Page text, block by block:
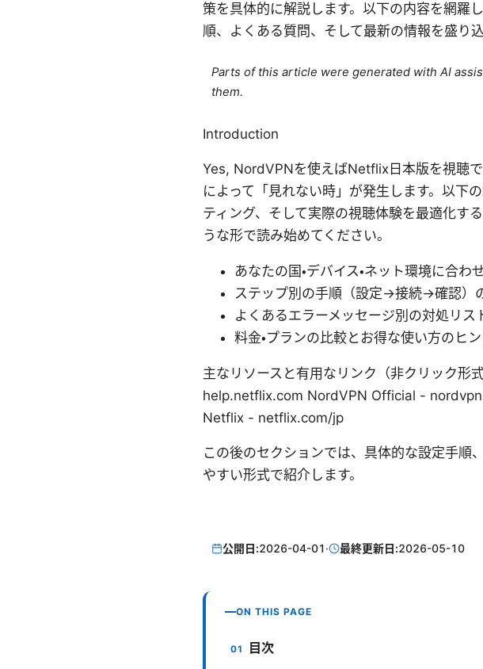
策を具体的に解説します。以下の内容を網羅
順、よくある質問、そして最新の情報を盛り込
Parts of this article were generated with AI
them.
Introduction
Yes, NordVPNを使えばNetflix日本版を視聴
によって「見れない時」が発生します。以下
ティング、そして実際の視聴体験を最適化す
うな形で読み始めてください。
あなたの国・デバイス・ネット環境に合わ
ステップ別の手順（設定→接続→確認）
よくあるエラーメッセージ別の対処リス
料金・プランの比較とお得な使い方のヒ
主なリソースと有用なリンク（非クリック
help.netflix.com NordVPN Official -
Netflix - netflix.com/jp
この後のセクションでは、具体的な設定手順
やすい形式で紹介します。
公開日:2026-04-01· 最終更新日:2026-05-10
ON THIS PAGE
目次